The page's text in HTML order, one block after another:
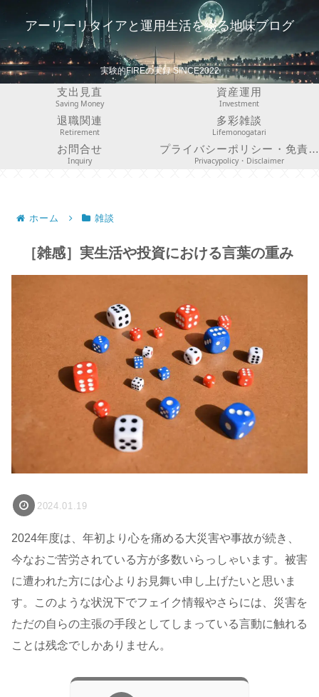
アーリーリタイアと運用生活を綴る地味ブログ
実験的FIREの実録 SINCE2022
支出見直
Saving Money
資産運用
Investment
退職関連
Retirement
多彩雑談
Lifemonogatari
お問合せ
Inquiry
プライバシーポリシー・免責事項
Privacypolicy・Disclaimer
ホーム 雑談
［雑感］実生活や投資における言葉の重み
2024.01.19
2024年度は、年初より心を痛める大災害や事故が続き、
今なおご苦労されている方が多数いらっしゃいます。被害
に遭われた方には心よりお見舞い申し上げたいと思いま
す。このような状況下でフェイク情報やさらには、災害を
ただの自らの主張の手段としてしまっている言動に触れる
ことは残念でしかありません。